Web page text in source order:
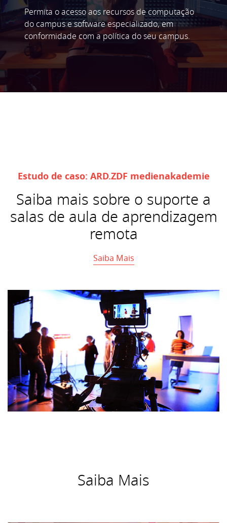
Permita o acesso aos recursos de computação
do campus e software especializado, em
conformidade com a política do seu campus.
Estudo de caso: ARD.ZDF medienakademie
Saiba mais sobre o suporte a
salas de aula de aprendizagem
remota
Saiba Mais
Saiba Mais